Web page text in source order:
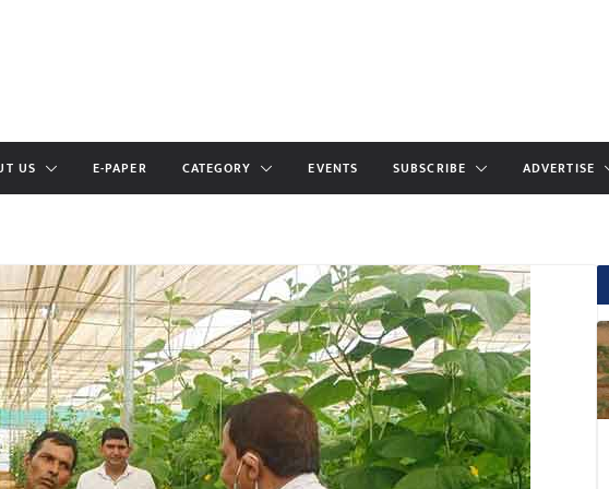
US E-PAPER CATEGORY EVENTS SUBSCRIBE ADVERTISE